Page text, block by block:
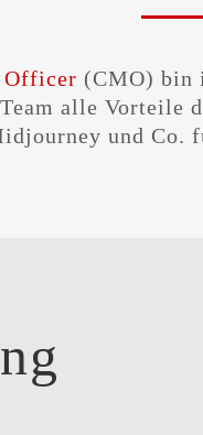
Officer (CMO) bin
alle Vorteile
und Co.
dein Unternehmen nutzt. Bitte frage